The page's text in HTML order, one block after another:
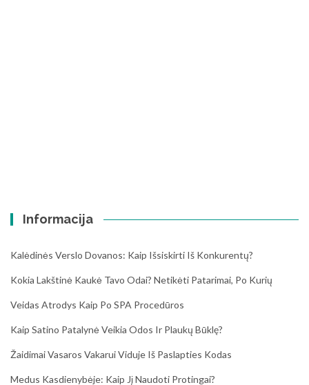
Informacija
Kalėdinės Verslo Dovanos: Kaip Išsiskirti Iš Konkurentų?
Kokia Lakštinė Kaukė Tavo Odai? Netikėti Patarimai, Po Kurių
Veidas Atrodys Kaip Po SPA Procedūros
Kaip Satino Patalynė Veikia Odos Ir Plaukų Būklę?
Žaidimai Vasaros Vakarui Viduje Iš Paslapties Kodas
Medus Kasdienybėje: Kaip Jį Naudoti Protingai?